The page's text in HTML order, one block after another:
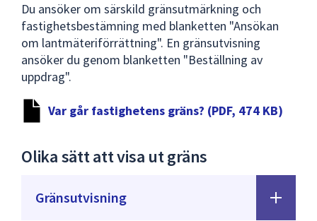
Du ansöker om särskild gränsutmärkning och
fastighetsbestämning med blanketten "Ansökan
om lantmäteriförrättning". En gränsutvisning
ansöker du genom blanketten "Beställning av
uppdrag".
Var går fastighetens gräns? (PDF, 474 KB)
Olika sätt att visa ut gräns
Gränsutvisning